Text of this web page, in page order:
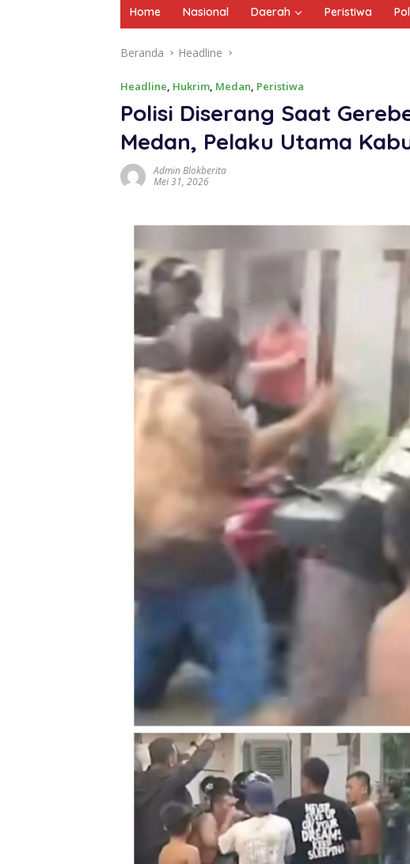
Home Nasional Daerah Peristiwa
Beranda Headline
Headline Hukrim Medan Peristiwa
Polisi Diserang Saat
Medan, Pelaku Utama
Admin Blokberita
Mei 31, 2026